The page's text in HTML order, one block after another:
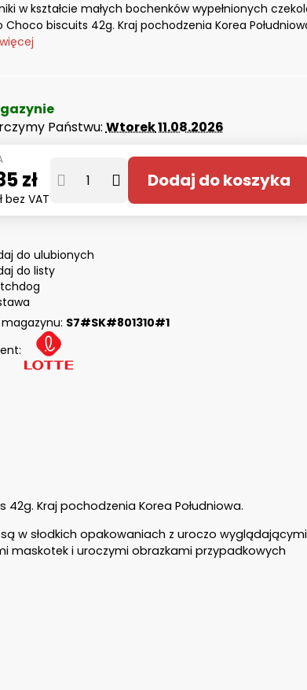
w kształcie małych bochenków wypełnionych
Choco biscuits 42g. Kraj pochodzenia Korea
Państwu:Wtorek11.08.2026
zł
bez VAT
Dodaj do koszyka
do ulubionych
do listy
S7#SK#801310#1
Kraj pochodzenia Korea Południowa.
w słodkich opakowaniach z uroczo
maskotek i uroczymi obrazkami przypadkowych